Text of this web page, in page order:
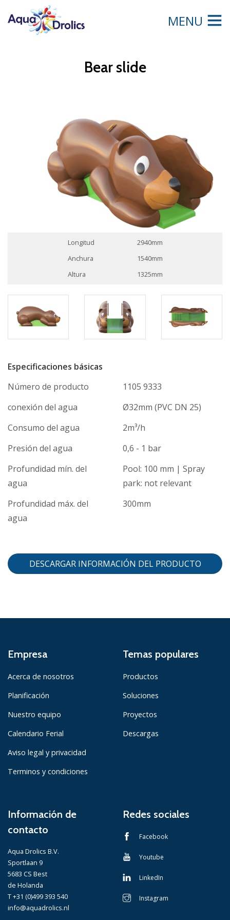
MENU
Bear slide
Longitud
2940mm
Anchura
1540mm
Altura
1325mm
Especificaciones básicas
Número de producto
1105 9333
conexión del agua
Ø32mm (PVC DN 25)
Consumo del agua
2m³/h
Presión del agua
0,6 - 1 bar
Profundidad mín. del
agua
Pool: 100 mm | Spray
park: not relevant
Profundidad máx. del
agua
300mm
DESCARGAR INFORMACIÓN DEL PRODUCTO
Empresa
Acerca de nosotros
Planificación
Nuestro equipo
Calendario Ferial
Aviso legal y privacidad
Terminos y condiciones
Temas populares
Productos
Soluciones
Proyectos
Descargas
Información de
contacto
Aqua Drolics B.V.
Sportlaan 9
5683 CS Best
de Holanda
T +31 (0)499 393 540
info@aquadrolics.nl
Redes sociales
Facebook
Youtube
LinkedIn
Instagram